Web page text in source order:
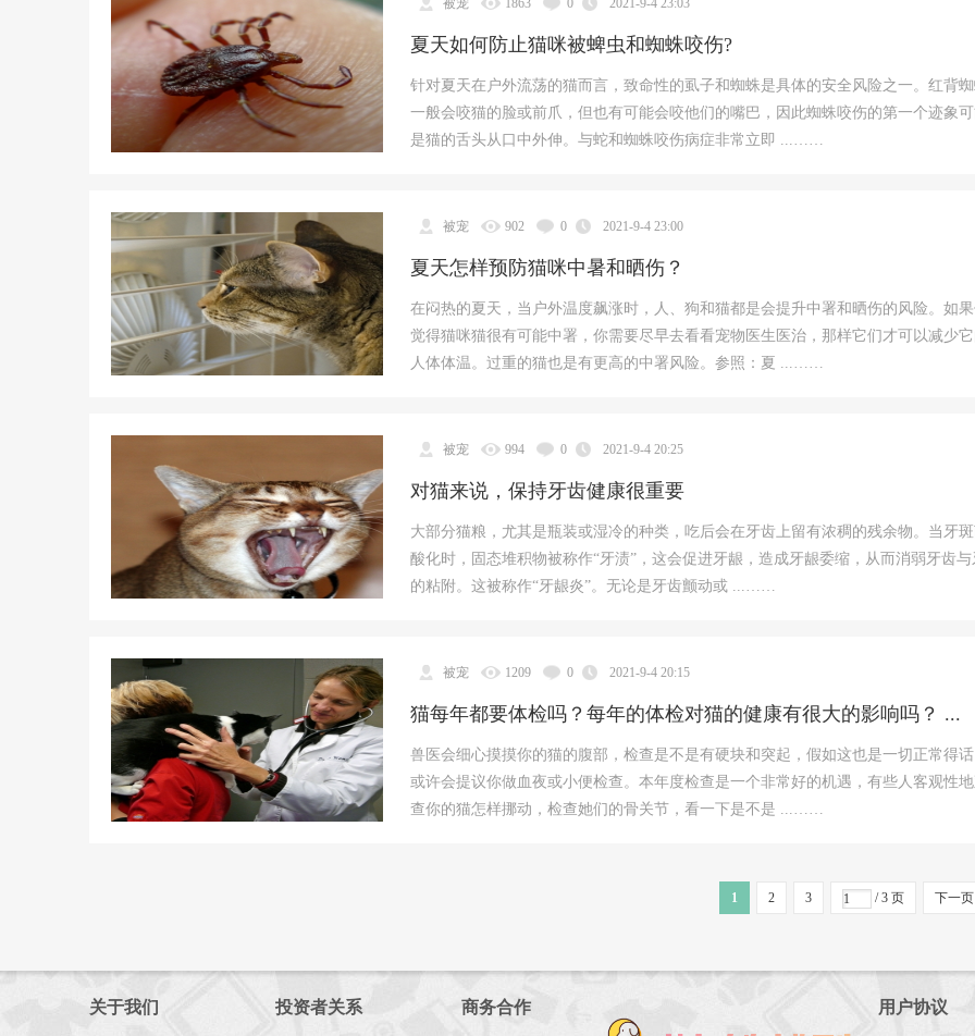
被宠 1863 0 2021-9-4 23:03
夏天如何防止猫咪被蜱虫和蜘蛛咬伤?
针对夏天在户外流荡的猫而言，致命性的虱子和蜘蛛是具体的安全风险之一。红背
一般会咬猫的脸或前爪，但也有可能会咬他们的嘴巴，因此蜘蛛咬伤的第一个迹象
是猫的舌头从口中外伸。与蛇和蜘蛛咬伤病症非常立即 ...……
被宠 902 0 2021-9-4 23:00
夏天怎样预防猫咪中暑和晒伤？
在闷热的夏天，当户外温度飙涨时，人、狗和猫都是会提升中署和晒伤的风险。如
觉得猫咪猫很有可能中署，你需要尽早去看看宠物医生医治，那样它们才可以减少
人体体温。过重的猫也是有更高的中署风险。参照：夏 ...……
被宠 994 0 2021-9-4 20:25
对猫来说，保持牙齿健康很重要
大部分猫粮，尤其是瓶装或湿冷的种类，吃后会在牙齿上留有浓稠的残余物。当牙
酸化时，固态堆积物被称作“牙渍”，这会促进牙龈，造成牙龈委缩，从而消弱牙齿与
的粘附。这被称作“牙龈炎”。无论是牙齿颤动或 ...……
被宠 1209 0 2021-9-4 20:15
猫每年都要体检吗？每年的体检对猫的健康有很大的影响吗？ ...
兽医会细心摸摸你的猫的腹部，检查是不是有硬块和突起，假如这也是一切正常得话
或许会提议你做血夜或小便检查。本年度检查是一个非常好的机遇，有些人客观性
查你的猫怎样挪动，检查她们的骨关节，看一下是不是 ...……
1 2 3 / 3 页 下一页
关于我们 投资者关系 商务合作 用户协议